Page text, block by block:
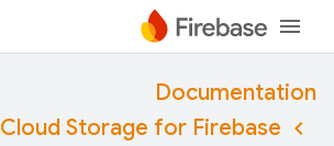
Documentation
Cloud Storage for Firebase